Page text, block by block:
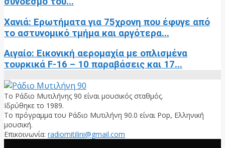
Χανιά: Ερωτήματα για 75χρονη που έφυγε από
το αστυνομικό τμήμα και αργότερα...
Αιγαίο: Εικονική αερομαχία με οπλισμένα
τουρκικά F-16 – 10 παραβάσεις και 17...
Το Ράδιο Μυτιλήνης 90 είναι μουσικός σταθμός.
Ιδρύθηκε το 1989.
Το πρόγραμμα του Ράδιο Μυτιλήνη 90.0 είναι Pop, Ελληνική
μουσική.
Επικοινωνία: radiomitilini@gmail.com